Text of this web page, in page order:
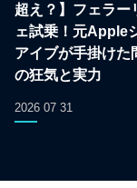
超え？】フェラー
ェ試乗！元Apple
アイブが手掛けた
の狂気と実力
2026 07 31